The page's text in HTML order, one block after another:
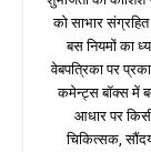
को साभार
बस नियमों का
वेबपत्रिका पर
कमेन्ट्स बॉक्स में
आधार पर
चिकित्सक,